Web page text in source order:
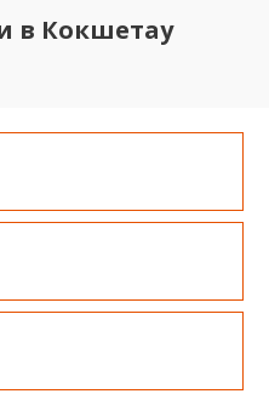
в Кокшетау